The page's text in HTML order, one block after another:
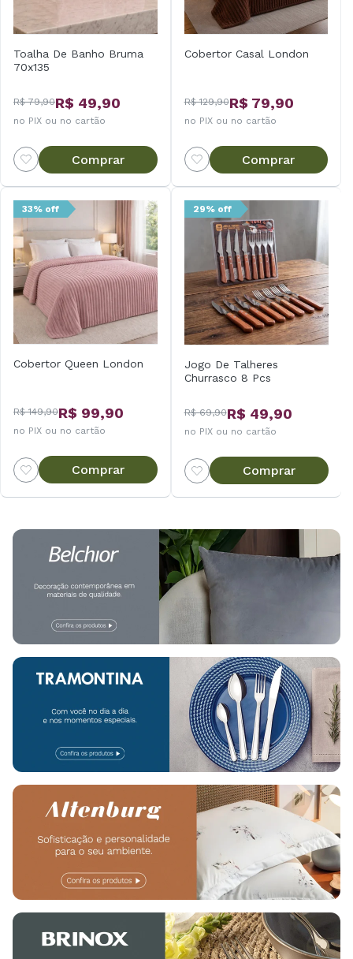
Toalha De Banho Bruma
70x135
R$ 79,90R$ 49,90
no PIX ou no cartão
Comprar
Cobertor Casal London
R$ 129,90R$ 79,90
no PIX ou no cartão
Comprar
33% off
Cobertor Queen London
R$ 149,90R$ 99,90
no PIX ou no cartão
Comprar
29% off
Jogo De Talheres
Churrasco 8 Pcs
R$ 69,90R$ 49,90
no PIX ou no cartão
Comprar